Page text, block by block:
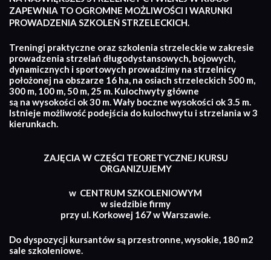
ZAPEWNIA TO OGROMNE MOŻLIWOŚCI I WARUNKI
PROWADZENIA SZKOLEŃ STRZELECKICH.
Treningi praktyczne oraz szkolenia strzeleckie w zakresie
prowadzenia strzelań długodystansowych, bojowych,
dynamicznych i sportowych prowadzimy na strzelnicy
położonej na obszarze 16 ha, na osiach strzeleckich 500 m,
300 m, 100 m, 50 m, 25 m. Kulochwyty główne
są na wysokości ok 30 m. Wały boczne wysokości ok 3.5 m.
Istnieje możliwość podejścia do kulochwytu i strzelania w 3
kierunkach.
ZAJĘCIA W CZĘŚCI TEORETYCZNEJ KURSU
ORGANIZUJEMY
w CENTRUM SZKOLENIOWYM
w siedzibie firmy
przy ul. Korkowej 167 w Warszawie.
Do dyspozycji kursantów są przestronne, wysokie, 180 m2
sale szkoleniowe.